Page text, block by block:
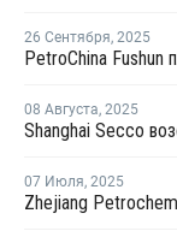
26 Сентября, 2025
08 Августа, 2025
07 Июля, 2025